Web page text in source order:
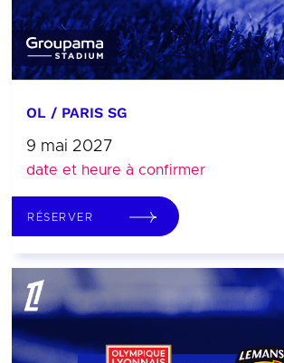
OL / PARIS SG
9 mai 2027
date et heure à confirmer
RÉSERVER